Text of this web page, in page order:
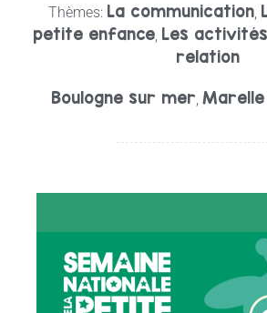
Thèmes: La communication,
petite enfance Les
relation
Boulogne sur mer